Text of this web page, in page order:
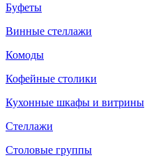
Буфеты
Винные стеллажи
Комоды
Кофейные столики
Кухонные шкафы и витрины
Стеллажи
Столовые группы